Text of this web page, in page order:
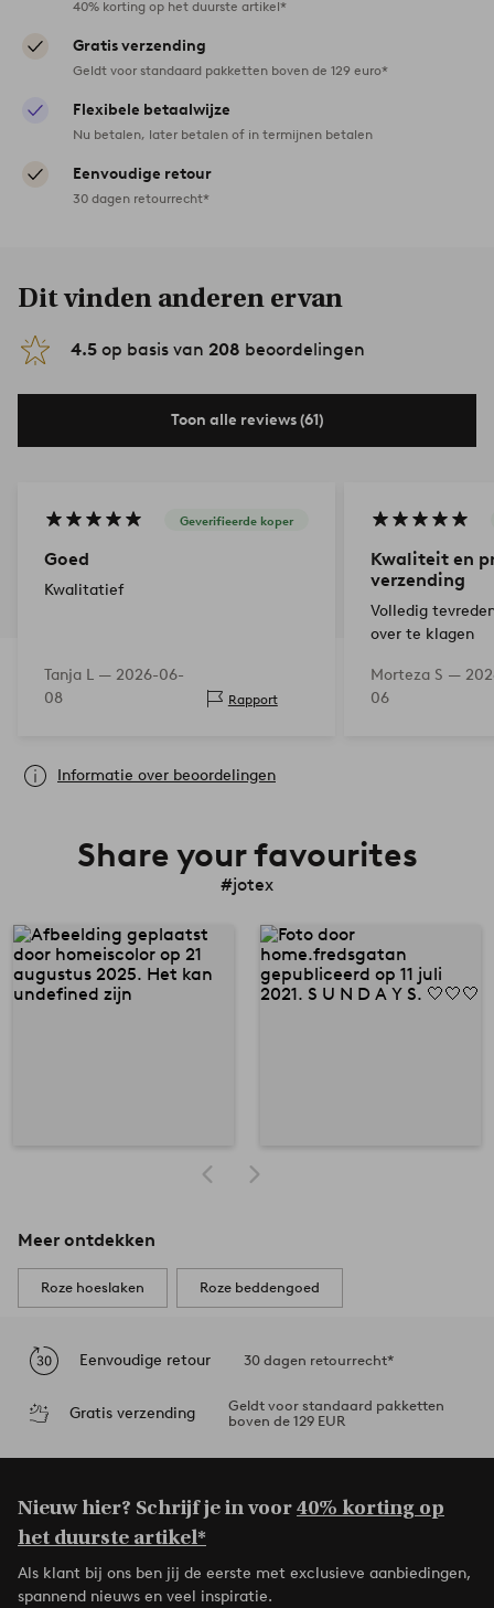
40% korting op het duurste artikel*
Gratis verzending
Geldt voor standaard pakketten boven de 129 euro*
Flexibele betaalwijze
Nu betalen, later betalen of in termijnen betalen
Eenvoudige retour
30 dagen retourrecht*
Dit vinden anderen ervan
4.5 op basis van 208 beoordelingen
Toon alle reviews (61)
Geverifieerde koper
Goed
Kwalitatief
Tanja L — 2026-06-
08
Rapport
Kwaliteit en
verzending
Volledig
over te klagen
Morteza S —
06
Informatie over beoordelingen
Share your favourites
#jotex
Meer ontdekken
Roze hoeslaken Roze beddengoed
Eenvoudige retour 30 dagen retourrecht*
Gratis verzending
Geldt voor standaard pakketten
boven de 129 EUR
Nieuw hier? Schrijf je in voor40% korting op
het duurste artikel*
Als klant bij ons ben jij de eerste met exclusieve aanbiedingen,
spannend nieuws en veel inspiratie.